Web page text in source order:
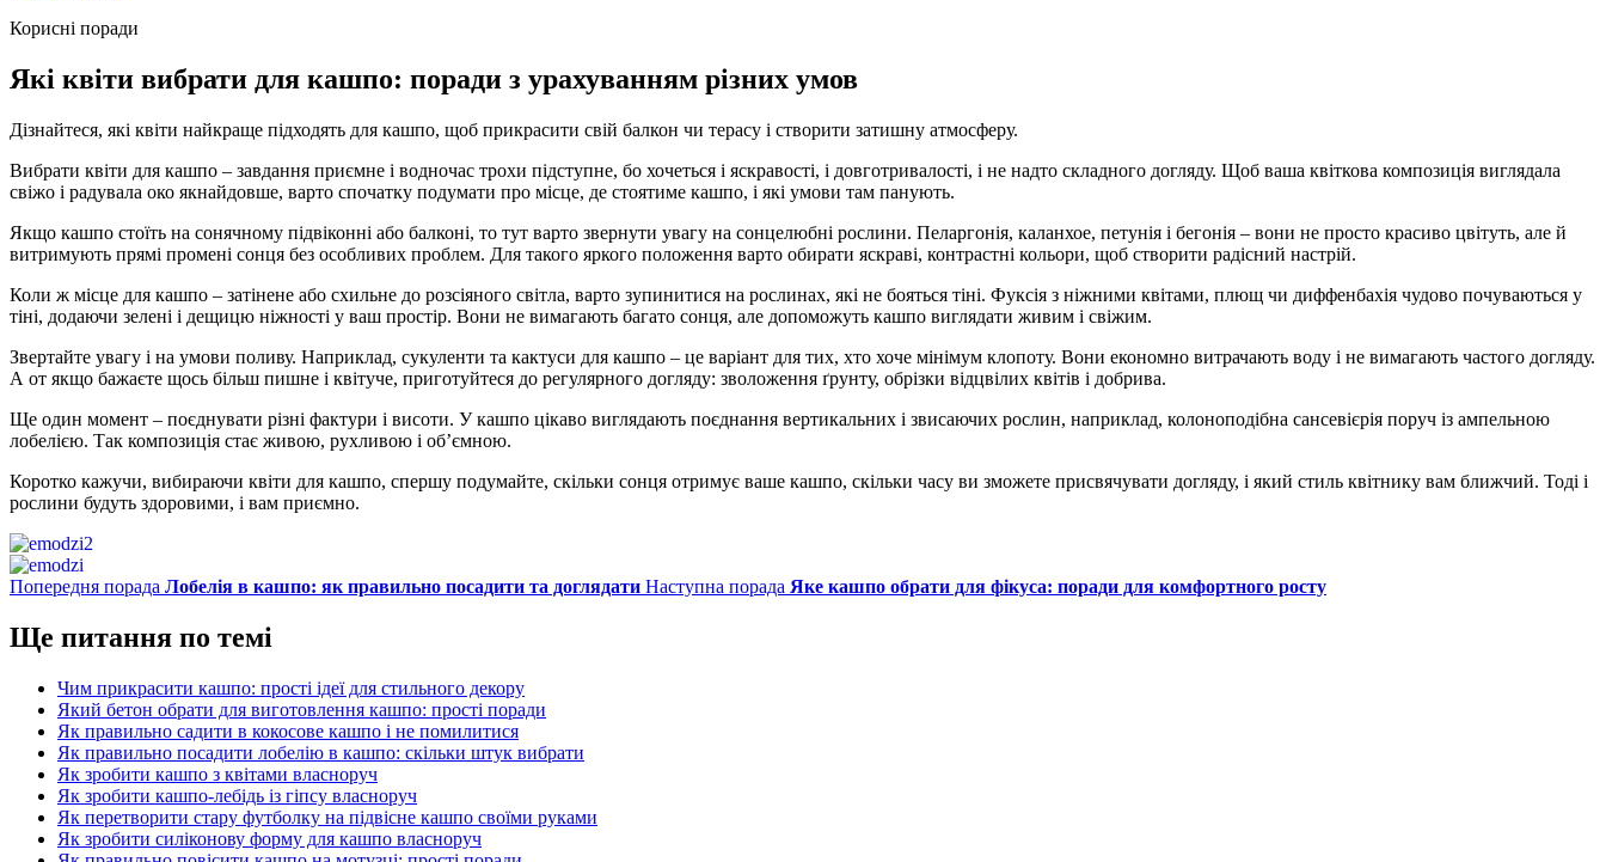
Корисні поради
Які квіти вибрати для кашпо: поради з урахуванням різних умов
Дізнайтеся, які квіти найкраще підходять для кашпо, щоб прикрасити свій балкон чи терасу і створити затишну атмосферу.
Вибрати квіти для кашпо – завдання приємне і водночас трохи підступне, бо хочеться і яскравості, і довготривалості, і не надто складного догляду. Щоб ваша квіткова композиція виглядала
свіжо і радувала око якнайдовше, варто спочатку подумати про місце, де стоятиме кашпо, і які умови там панують.
Якщо кашпо стоїть на сонячному підвіконні або балконі, то тут варто звернути увагу на сонцелюбні рослини. Пеларгонія, каланхое, петунія і бегонія – вони не просто красиво цвітуть, але й
витримують прямі промені сонця без особливих проблем. Для такого яркого положення варто обирати яскраві, контрастні кольори, щоб створити радісний настрій.
Коли ж місце для кашпо – затінене або схильне до розсіяного світла, варто зупинитися на рослинах, які не бояться тіні. Фуксія з ніжними квітами, плющ чи диффенбахія чудово почуваються у
тіні, додаючи зелені і дещицю ніжності у ваш простір. Вони не вимагають багато сонця, але допоможуть кашпо виглядати живим і свіжим.
Звертайте увагу і на умови поливу. Наприклад, сукуленти та кактуси для кашпо – це варіант для тих, хто хоче мінімум клопоту. Вони економно витрачають воду і не вимагають частого догляду.
А от якщо бажаєте щось більш пишне і квітуче, приготуйтеся до регулярного догляду: зволоження ґрунту, обрізки відцвілих квітів і добрива.
Ще один момент – поєднувати різні фактури і висоти. У кашпо цікаво виглядають поєднання вертикальних і звисаючих рослин, наприклад, колоноподібна сансевієрія поруч із ампельною
лобелією. Так композиція стає живою, рухливою і об’ємною.
Коротко кажучи, вибираючи квіти для кашпо, спершу подумайте, скільки сонця отримує ваше кашпо, скільки часу ви зможете присвячувати догляду, і який стиль квітнику вам ближчий. Тоді і
рослини будуть здоровими, і вам приємно.
Попередня порада Лобелія в кашпо: як правильно посадити та доглядати Наступна порада Яке кашпо обрати для фікуса: поради для комфортного росту
Ще питання по темі
Чим прикрасити кашпо: прості ідеї для стильного декору
Який бетон обрати для виготовлення кашпо: прості поради
Як правильно садити в кокосове кашпо і не помилитися
Як правильно посадити лобелію в кашпо: скільки штук вибрати
Як зробити кашпо з квітами власноруч
Як зробити кашпо-лебідь із гіпсу власноруч
Як перетворити стару футболку на підвісне кашпо своїми руками
Як зробити силіконову форму для кашпо власноруч